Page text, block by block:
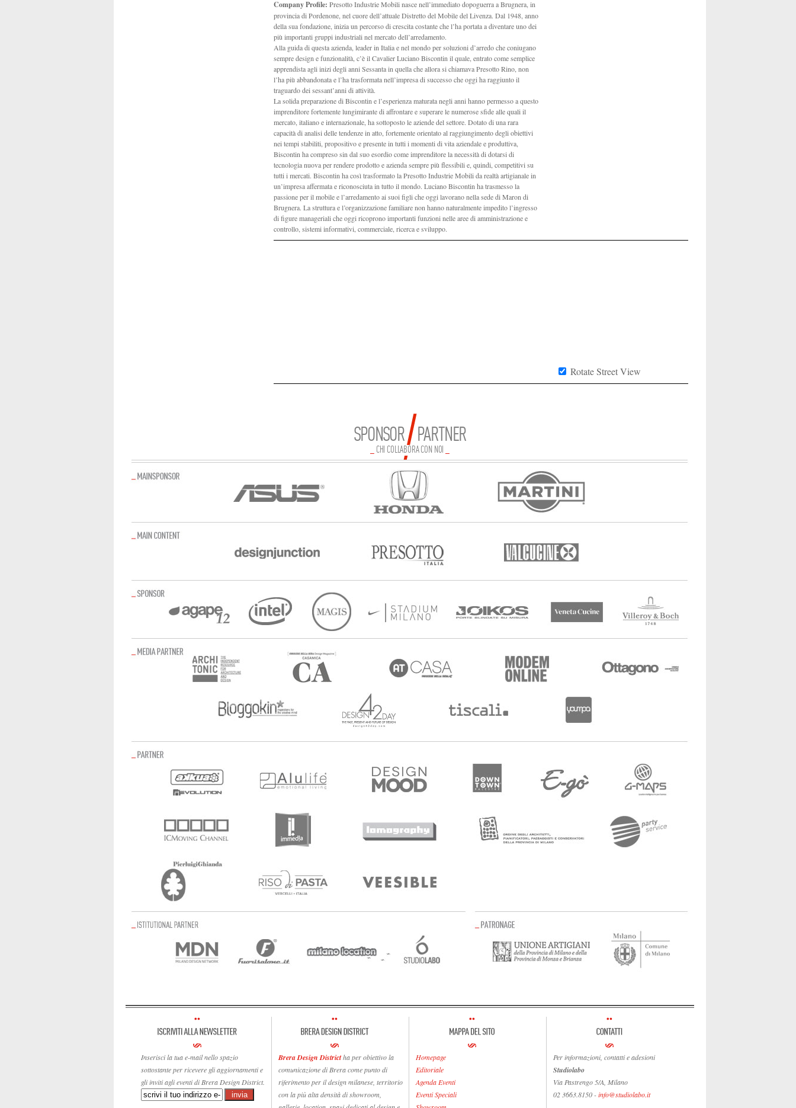
Company Profile: Presotto Industrie Mobili nasce nell’immediato dopoguerra a Brugnera, in
provincia di Pordenone, nel cuore dell’attuale Distretto del Mobile del Livenza. Dal 1948, anno
della sua fondazione, inizia un percorso di crescita costante che l’ha portata a diventare uno dei
più importanti gruppi industriali nel mercato dell’arredamento.
Alla guida di questa azienda, leader in Italia e nel mondo per soluzioni d’arredo che coniugano
sempre design e funzionalità, c’è il Cavalier Luciano Biscontin il quale, entrato come semplice
apprendista agli inizi degli anni Sessanta in quella che allora si chiamava Presotto Rino, non
l’ha più abbandonata e l’ha trasformata nell’impresa di successo che oggi ha raggiunto il
traguardo dei sessant’anni di attività.
La solida preparazione di Biscontin e l’esperienza maturata negli anni hanno permesso a questo
imprenditore fortemente lungimirante di affrontare e superare le numerose sfide alle quali il
mercato, italiano e internazionale, ha sottoposto le aziende del settore. Dotato di una rara
capacità di analisi delle tendenze in atto, fortemente orientato al raggiungimento degli obiettivi
nei tempi stabiliti, propositivo e presente in tutti i momenti di vita aziendale e produttiva,
Biscontin ha compreso sin dal suo esordio come imprenditore la necessità di dotarsi di
tecnologia nuova per rendere prodotto e azienda sempre più flessibili e, quindi, competitivi su
tutti i mercati. Biscontin ha così trasformato la Presotto Industrie Mobili da realtà artigianale in
un’impresa affermata e riconosciuta in tutto il mondo. Luciano Biscontin ha trasmesso la
passione per il mobile e l’arredamento ai suoi figli che oggi lavorano nella sede di Maron di
Brugnera. La struttura e l’organizzazione familiare non hanno naturalmente impedito l’ingresso
di figure manageriali che oggi ricoprono importanti funzioni nelle aree di amministrazione e
controllo, sistemi informativi, commerciale, ricerca e sviluppo.
Rotate Street View
SPONSOR PARTNER
CHI COLLABORA CON NOI
Inserisci la tua e-mail nello spazio
sottostante per ricevere gli aggiornamenti e
gli inviti agli eventi di Brera Design District.
Brera Design Districtha per obiettivo la
comunicazione di Brera come punto di
riferimento per il design milanese, territorio
con la più alta densità di showroom,
Homepage
Editoriale
Agenda Eventi
Eventi Speciali
Per informazioni, contatti e adesioni
Studiolabo
Via Pastrengo 5/A, Milano
02 3663.8150 -info@studiolabo.it